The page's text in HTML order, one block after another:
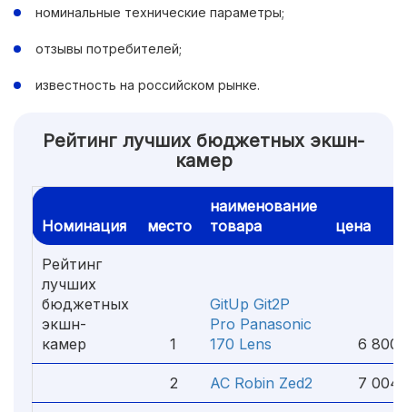
номинальные технические параметры;
отзывы потребителей;
известность на российском рынке.
Рейтинг лучших бюджетных экшн-
камер
Номинация место
наименование
товара
цена
Рейтинг
лучших
бюджетных
экшн-
камер
1
GitUp Git2P
Pro Panasonic
170 Lens
6 800
2 AC Robin Zed2 7 004